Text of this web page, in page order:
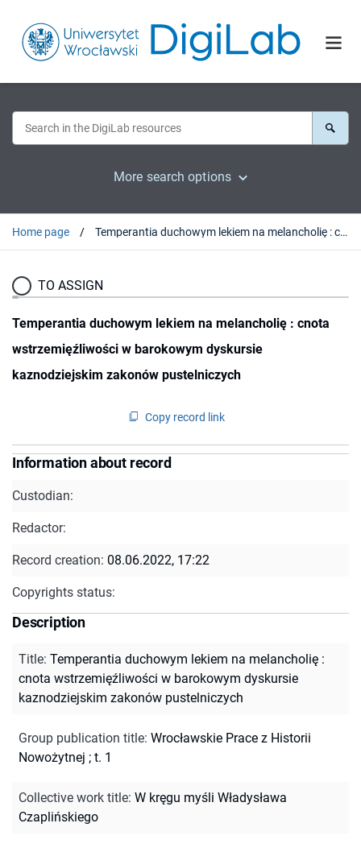
More search options
Home page Temperantia duchowym lekiem na melancholię : cnota wstrzemięźliwości w barokowym dyskursie kaznodziejskim zakonów pustelniczych
TO ASSIGN
Temperantia duchowym lekiem na melancholię : cnota
wstrzemięźliwości w barokowym dyskursie
kaznodziejskim zakonów pustelniczych
Copy record link
Information about record
Custodian:
Redactor:
Record creation: 08.06.2022, 17:22
Copyrights status:
Description
Title: Temperantia duchowym lekiem na melancholię :
cnota wstrzemięźliwości w barokowym dyskursie
kaznodziejskim zakonów pustelniczych
Group publication title: Wrocławskie Prace z Historii
Nowożytnej ; t. 1
Collective work title: W kręgu myśli Władysława
Czaplińskiego